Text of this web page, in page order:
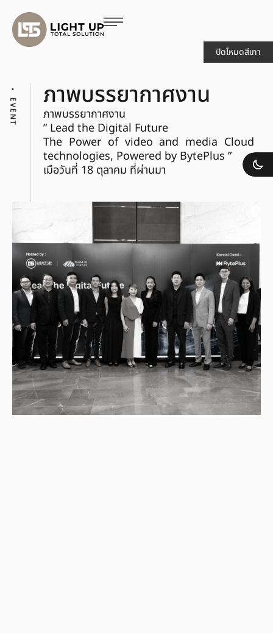
EVENT
ภาพบรรยากาศงาน
ภาพบรรยากาศงาน
” Lead the Digital Future
The Power of video and media Cloud
technologies, Powered by BytePlus ”
เมือวันที่ 18 ตุลาคม ที่ผ่านมา
ปิดโหมดสีเทา